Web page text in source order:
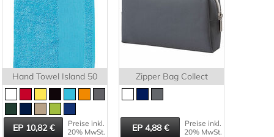
Hand Towel Island 50
10,82
Preise inkl.
20% MwSt.
Zipper Bag Collect
4,88
Preise inkl.
20% MwSt.